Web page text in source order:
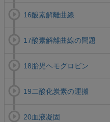
16酸素解離曲線
17酸素解離曲線の問題
18胎児ヘモグロビン
19二酸化炭素の運搬
20血液凝固